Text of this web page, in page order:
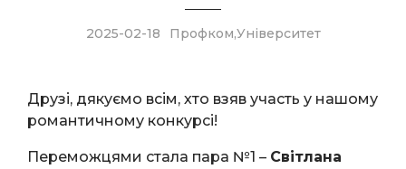
2025-02-18 Профком,Університет
Друзі, дякуємо всім, хто взяв участь у нашому
романтичному конкурсі!
Переможцями стала пара №1 – Світлана